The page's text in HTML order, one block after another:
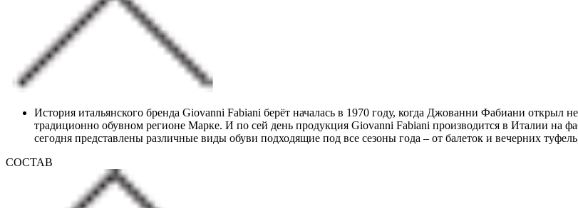
История итальянского бренда Giovanni Fabiani берёт началась в 1970 году, когда Джованни Фабиани
традиционно обувном регионе Марке. И по сей день продукция Giovanni Fabiani производится в Италии на
сегодня представлены различные виды обуви подходящие под все сезоны года – от балеток и вечерних
СОСТАВ